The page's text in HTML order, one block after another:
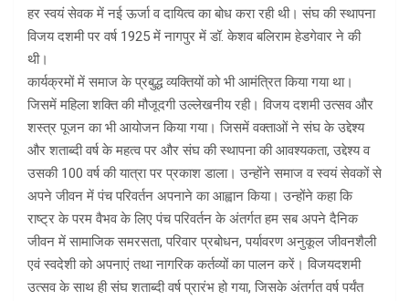
हर स्वयं सेवक में नई ऊर्जा व दायित्व का बोध करा रही थी। संघ की स्थापना
विजय दशमी पर वर्ष 1925 में नागपुर में डॉ. केशव बलिराम हेडगेवार ने की
थी।
कार्यक्रमों में समाज के प्रबुद्ध व्यक्तियों को भी आमंत्रित किया गया था।
जिसमें महिला शक्ति की मौजूदगी उल्लेखनीय रही। विजय दशमी उत्सव और
शस्त्र पूजन का भी आयोजन किया गया। जिसमें वक्ताओं ने संघ के उद्देश्य
और शताब्दी वर्ष के महत्व पर और संघ की स्थापना की आवश्यकता, उद्देश्य व
उसकी 100 वर्ष की यात्रा पर प्रकाश डाला। उन्होंने समाज व स्वयं सेवकों से
अपने जीवन में पंच परिवर्तन अपनाने का आह्वान किया। उन्होंने कहा कि
राष्ट्र के परम वैभव के लिए पंच परिवर्तन के अंतर्गत हम सब अपने दैनिक
जीवन में सामाजिक समरसता, परिवार प्रबोधन, पर्यावरण अनुकूल जीवनशैली
एवं स्वदेशी को अपनाएं तथा नागरिक कर्तव्यों का पालन करें। विजयदशमी
उत्सव के साथ ही संघ शताब्दी वर्ष प्रारंभ हो गया, जिसके अंतर्गत वर्ष पर्यंत